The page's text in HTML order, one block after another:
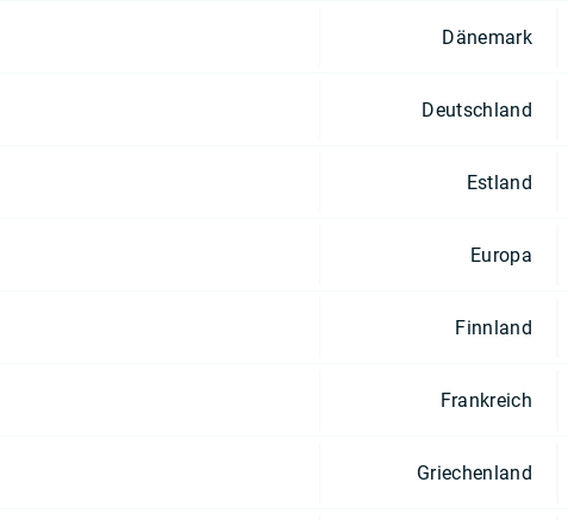
Dänemark
Deutschland
Estland
Europa
Finnland
Frankreich
Griechenland